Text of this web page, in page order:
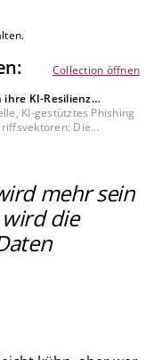
Collection öffnen
ihre KI-Resilienz
KI-gestütztes Phishing
Die
mehr sein
die